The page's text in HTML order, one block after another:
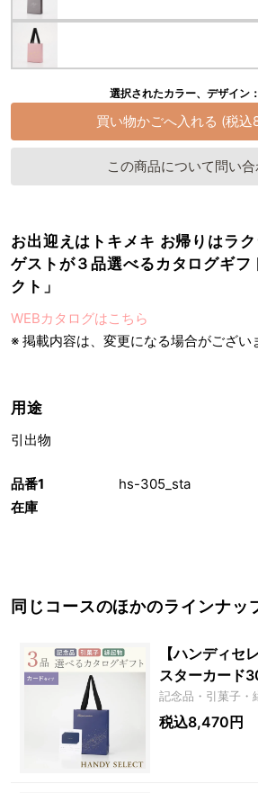
品番1
hs-305_sta
在庫
選択されたカラー、デザイン
この商品について問い合
お出迎えはトキメキ お帰りはラク
ゲストが３品選べるカタログギフ
クト」
WEBカタログはこちら
※ 掲載内容は、変更になる場合がござい
用途
引出物
同じコースのほかのラインナッ
【ハンディセ
スターカード
記念品・引菓子・
税込8,470円